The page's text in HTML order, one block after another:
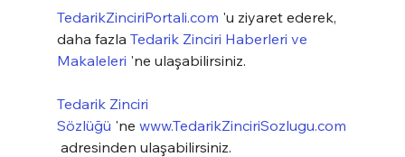
TedarikZinciriPortali.com 'u ziyaret ederek,
daha fazla Tedarik Zinciri Haberleri ve
Makaleleri 'ne ulaşabilirsiniz.
Tedarik Zinciri
Sözlüğü 'ne www.TedarikZinciriSozlugu.com
adresinden ulaşabilirsiniz.